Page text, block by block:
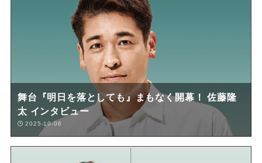
舞台『明日を落としても』まもなく開幕！ 佐藤隆
太 インタビュー
2025-10-06